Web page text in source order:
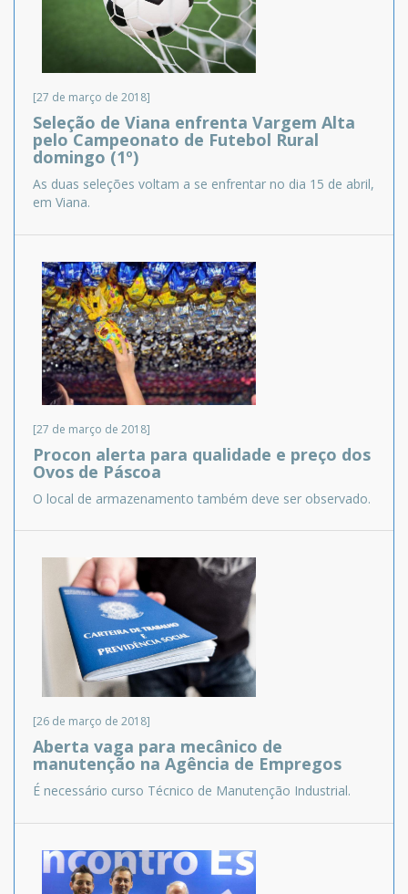
[27 de março de 2018]
Seleção de Viana enfrenta Vargem Alta
pelo Campeonato de Futebol Rural
domingo (1º)
As duas seleções voltam a se enfrentar no dia 15 de abril,
em Viana.
[27 de março de 2018]
Procon alerta para qualidade e preço dos
Ovos de Páscoa
O local de armazenamento também deve ser observado.
[26 de março de 2018]
Aberta vaga para mecânico de
manutenção na Agência de Empregos
É necessário curso Técnico de Manutenção Industrial.